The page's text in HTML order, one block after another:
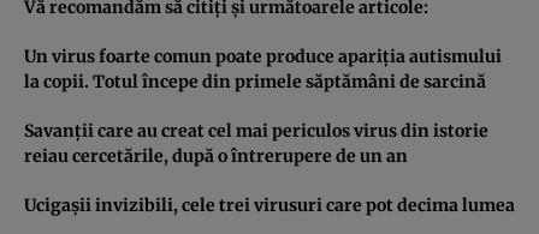
Vă recomandăm să citiţi şi următoarele articole:
Un virus foarte comun poate produce apariţia autismului
la copii. Totul începe din primele săptămâni de sarcină
Savanţii care au creat cel mai periculos virus din istorie
reiau cercetările, după o întrerupere de un an
Ucigaşii invizibili, cele trei virusuri care pot decima lumea